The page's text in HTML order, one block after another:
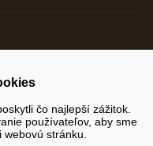
>
čo najlepší zážitok.
používateľov, aby sme
stránku.